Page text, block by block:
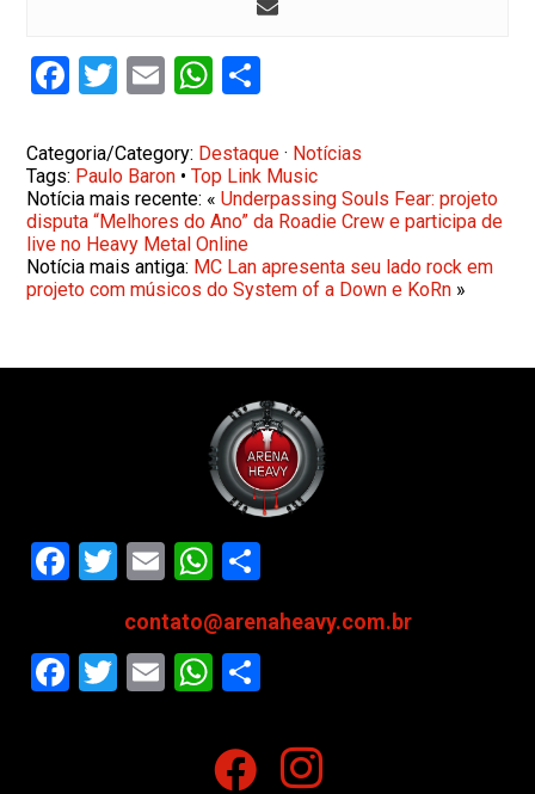
Facebook
Twitter
EmailWhatsApp
Categoria/Category: Destaque · Notícias
Tags: Paulo Baron •Top Link Music
Notícia mais recente: «Underpassing Souls Fear: projeto
disputa “Melhores do Ano” da Roadie Crew e participa de
live no Heavy Metal Online
Notícia mais antiga: MC Lan apresenta seu lado rock em
projeto com músicos do System of a Down e KoRn »
Facebook
Twitter
EmailWhatsApp
contato@arenaheavy.com.br
Facebook
Twitter
EmailWhatsApp